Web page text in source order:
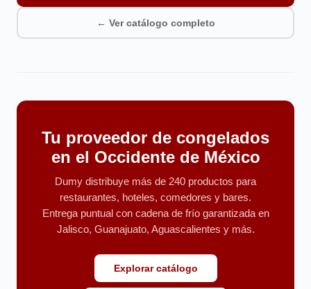
← Ver catálogo completo
Tu proveedor de congelados
en el Occidente de México
Dumy distribuye más de 240 productos para
restaurantes, hoteles, comedores y bares.
Entrega puntual con cadena de frío garantizada en
Jalisco, Guanajuato, Aguascalientes y más.
Explorar catálogo